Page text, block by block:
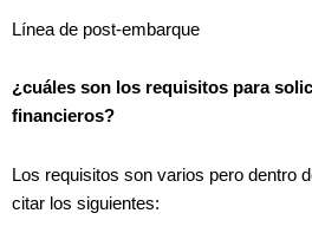
Línea de post-embarque
¿cuáles son los requisitos para
financieros?
Los requisitos son varios pero dentro
citar los siguientes: